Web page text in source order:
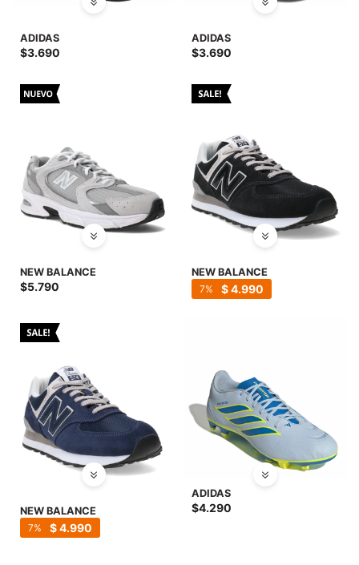
ADIDAS
$3.690
ADIDAS
$3.690
NEW BALANCE
$5.790
NEW BALANCE
$4.990
7
NEW BALANCE
$4.990
7
ADIDAS
$4.290